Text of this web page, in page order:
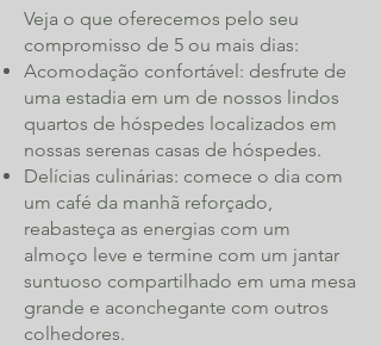
Veja o que oferecemos pelo seu
compromisso de 5 ou mais dias:
Acomodação confortável: desfrute de
uma estadia em um de nossos lindos
quartos de hóspedes localizados em
nossas serenas casas de hóspedes.
Delícias culinárias: comece o dia com
um café da manhã reforçado,
reabasteça as energias com um
almoço leve e termine com um jantar
suntuoso compartilhado em uma mesa
grande e aconchegante com outros
colhedores.